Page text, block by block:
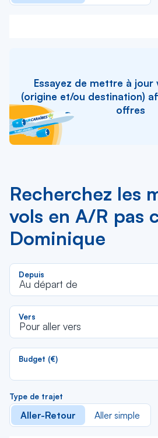
Essayez de mettre à
(origine et/ou destination)
offres
Recherchez les
vols en A/R pas
Dominique
Depuis
Au départ de
Vers
Pour aller vers
Budget (€)
Type de trajet
Aller-Retour Aller simple